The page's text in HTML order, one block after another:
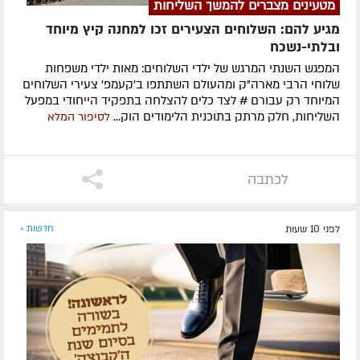
מטעינים מצברים להמשך השליחות
מגיע להם: השלוחים הצעירים זכו למחנה קיץ מיוחד
ובלתי-נשכח
המפגש השנתי המרגש של ילדי השלוחים: מאות ילדי משפחות
שלוחי הרבי מארה"ק ומהעולם השתתפו ב'קעמפ' צעירי השלוחים
המיוחד רק עבורם # לצד כלים להצלחה בתפקיד הייחודי במפעל
השליחות, חלק מרתק בתוכנית הלימודים הוק... לסיפור המלא
לכתבה
לפני 10 שעות חדשות »